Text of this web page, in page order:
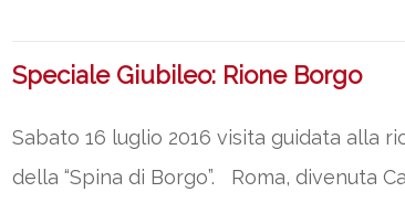
Speciale Giubileo: Rione Borgo
Sabato 16 luglio 2016 visita guidata alla
della “Spina di Borgo”. Roma, divenuta